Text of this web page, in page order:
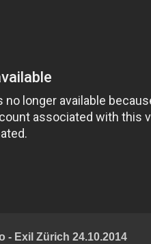
- Exil Zürich 24.10.2014